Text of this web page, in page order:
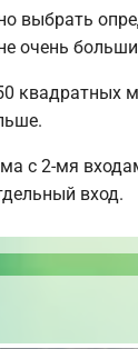
выбрать
очень
квадратных
с 2-мя
вход.